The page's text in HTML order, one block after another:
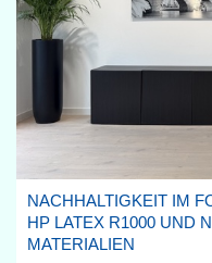
NACHHALTIGKEIT IM
HP LATEX R1000 UND
MATERIALIEN